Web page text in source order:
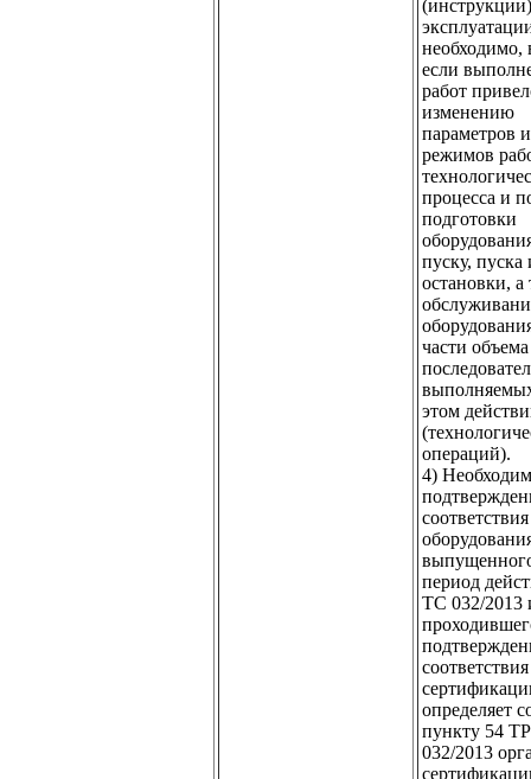
необходимо,
если
работ
изменению
параметров и
режимов
процесса и
подготовки
пуску, пуска
остановки, а
части
этом
операций).
4)
соответствия
период
ТС 032/2013
определяет
пункту 54
032/2013